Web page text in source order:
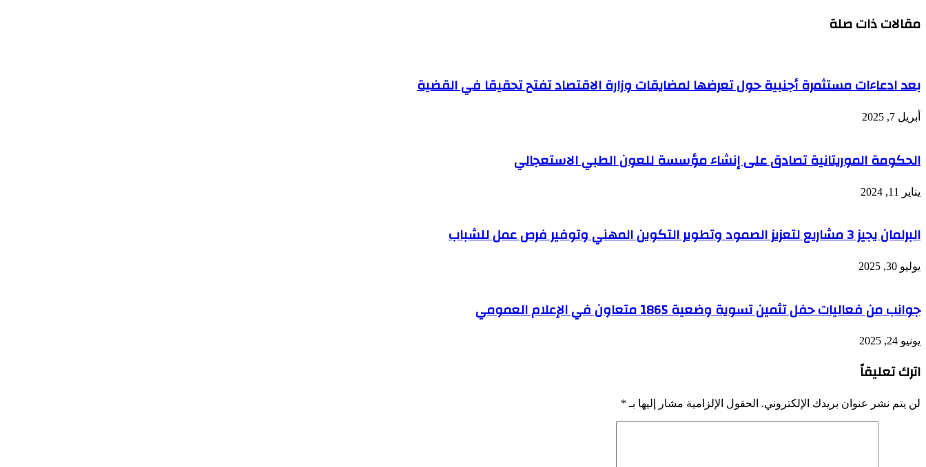
مقالات ذات صلة
بعد ادعاءات مستثمرة أجنبية حول تعرضها لمضايقات وزارة الاقتصاد تفتح تحقيقا في القضية
أبريل 7, 2025
الحكومة الموريتانية تصادق على إنشاء مؤسسة للعون الطبي الاستعجالي
يناير 11, 2024
البرلمان يجيز 3 مشاريع لتعزيز الصمود وتطوير التكوين المهني وتوفير فرص عمل للشباب
يوليو 30, 2025
جوانب من فعاليات حفل تثمين تسوية وضعية 1865 متعاون في الإعلام العمومي
يونيو 24, 2025
اترك تعليقاً
لن يتم نشر عنوان بريدك الإلكتروني. الحقول الإلزامية مشار إليها بـ *